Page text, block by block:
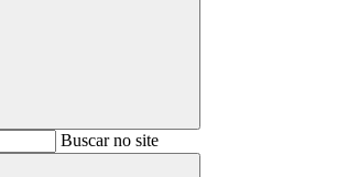
BuscarBuscar no site